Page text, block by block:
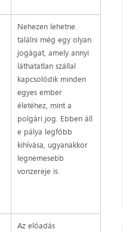
Nehezen lehetne
találni még egy olyan
jogágat, amely annyi
láthatatlan szállal
kapcsolódik minden
egyes ember
életéhez, mint a
polgári jog. Ebben áll
e pálya legfőbb
kihívása, ugyanakkor
legnemesebb
vonzereje is.
Az előadás